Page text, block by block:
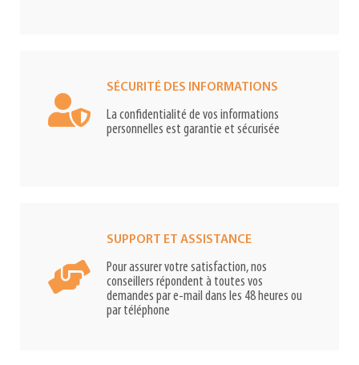
SÉCURITÉ DES INFORMATIONS
La confidentialité de vos informations
personnelles est garantie et sécurisée
SUPPORT ET ASSISTANCE
Pour assurer votre satisfaction, nos
conseillers répondent à toutes vos
demandes par e-mail dans les 48 heures ou
par téléphone